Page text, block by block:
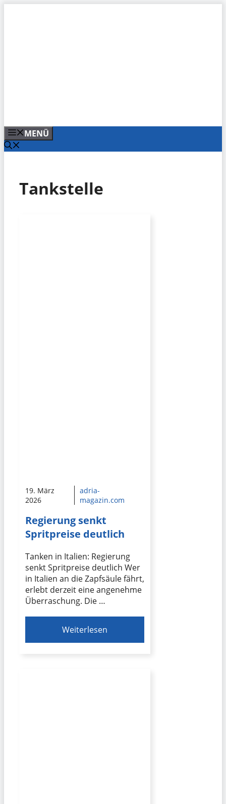
MENÜ
Tankstelle
19. März
2026
adria-
magazin.com
Regierung senkt
Spritpreise deutlich
Tanken in Italien: Regierung
senkt Spritpreise deutlich Wer
in Italien an die Zapfsäule fährt,
erlebt derzeit eine angenehme
Überraschung. Die …
Weiterlesen